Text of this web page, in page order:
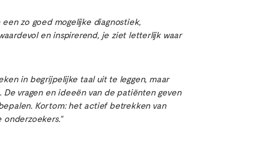
zo goed mogelijke diagnostiek,
en inspirerend, je ziet letterlijk waar
in begrijpelijke taal uit te leggen, maar
vragen en ideeën van de patiënten geven
Kortom: het actief betrekken van